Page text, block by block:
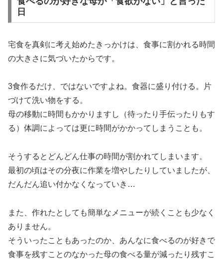
日
宅食を真剣に考え始めたきっかけは、食事に割かれる時間
の大きさに気づいたからです。
3食作るだけ、ではないですよね。食器に盛り付ける。片
づけて洗い物をする。
母の移動に時間もかかりますし（待ったり手伝ったりもす
る）体調によっては更に時間がかかってしまうことも。
そうするとどんどん仕事の時間が割かれてしまいます。
最初の頃はその分夜に作業を増やしたりしていましたが、
だんだん追い付かなくなっていき…
また、作れたとしても簡単なメニューが続くことも少なく
ありません。
そういったこともあったのか、あんなに食べるのが好きで
食事を残すことのなかった母の食べる量が減ったり残すこ